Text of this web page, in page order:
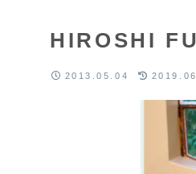
HIROSHI
2013.05.04